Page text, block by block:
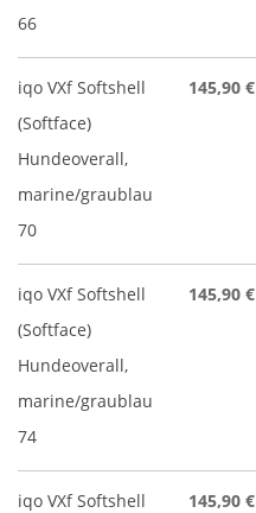
66
iqo VXf Softshell
(Softface)
Hundeoverall,
marine/graublau
70
145,90 €
iqo VXf Softshell
(Softface)
Hundeoverall,
marine/graublau
74
145,90 €
iqo VXf Softshell
145,90 €